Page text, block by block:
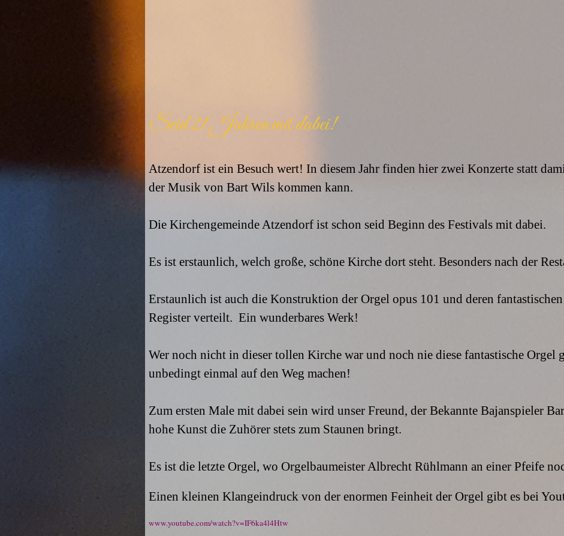
Seid 21 Jahren mit dabei!
Atzendorf ist ein Besuch wert! In diesem Jahr finden hier zwei Konzerte statt
der Musik von Bart Wils kommen kann.
Die Kirchengemeinde Atzendorf ist schon seid Beginn des Festivals mit dabei.
Es ist erstaunlich, welch große, schöne Kirche dort steht. Besonders nach der
Erstaunlich ist auch die Konstruktion der Orgel opus 101 und deren
Register verteilt. Ein wunderbares Werk!
Wer noch nicht in dieser tollen Kirche war und noch nie diese fantastische Orgel
unbedingt einmal auf den Weg machen!
Zum ersten Male mit dabei sein wird unser Freund, der Bekannte Bajanspieler
hohe Kunst die Zuhörer stets zum Staunen bringt.
Es ist die letzte Orgel, wo Orgelbaumeister Albrecht Rühlmann an einer Pfeife
Einen kleinen Klangeindruck von der enormen Feinheit der Orgel gibt es bei
www.youtube.com/watch?v=IF6ka4l4Htw